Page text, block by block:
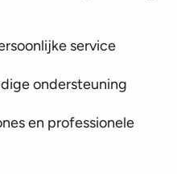
service
ondersteuning
en professionele